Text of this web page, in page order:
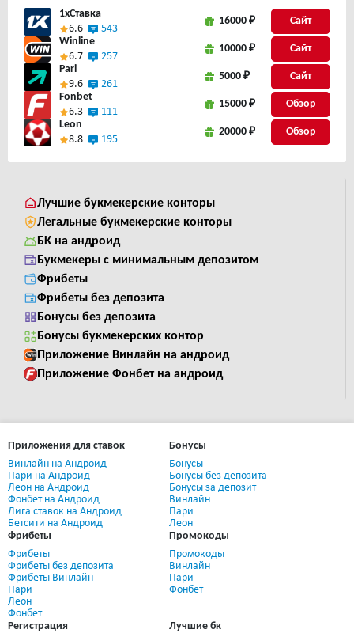
1xСтавка
6.6
543
16000 ₽
Сайт
Winline
6.7
257
10000 ₽
Сайт
Pari
9.6
261
5000 ₽
Сайт
Fonbet
6.3
111
15000 ₽
Leon
8.8
195
20000 ₽
Лучшие букмекерские конторы
Легальные букмекерские конторы
БК на андроид
Букмекеры с минимальным депозитом
Фрибеты
Фрибеты без депозита
Бонусы без депозита
Бонусы букмекерских контор
Приложение Винлайн на андроид
Приложение Фонбет на андроид
Приложения для ставок
Винлайн на Андроид
Пари на Андроид
Леон на Андроид
Фонбет на Андроид
Лига ставок на Андроид
Бетсити на Андроид
Бонусы
Бонусы
Бонусы без депозита
Бонусы за депозит
Винлайн
Пари
Леон
Фрибеты
Фрибеты
Фрибеты без депозита
Фрибеты Винлайн
Пари
Леон
Фонбет
Промокоды
Промокоды
Винлайн
Пари
Фонбет
Регистрация
Лучшие бк